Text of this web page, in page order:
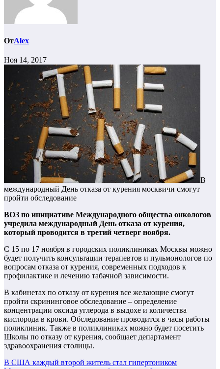
ОтAlex
Ноя 14, 2017
В
международный День отказа от курения москвичи смогут
пройти обследование
ВОЗ по инициативе Международного общества онкологов
учредила международный День отказа от курения,
который проводится в третий четверг ноября.
С 15 по 17 ноября в городских поликлиниках Москвы можно
будет получить консультации терапевтов и пульмонологов по
вопросам отказа от курения, современных подходов к
профилактике и лечению табачной зависимости.
В кабинетах по отказу от курения все желающие смогут
пройти скрининговое обследование – определение
концентрации оксида углерода в выдохе и количества
кислорода в крови. Обследование проводится в часы работы
поликлиник. Также в поликлиниках можно будет посетить
Школы по отказу от курения, сообщает департамент
здравоохранения столицы.
Навигация
В США каждый второй житель стал гипертоником